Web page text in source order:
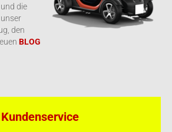
die
den
BLOG
Kundenservice